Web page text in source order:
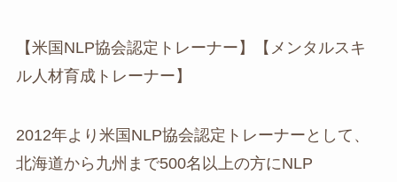
【米国NLP協会認定トレーナー】【メンタルスキ
ル人材育成トレーナー】
2012年より米国NLP協会認定トレーナーとして、
北海道から九州まで500名以上の方にNLP